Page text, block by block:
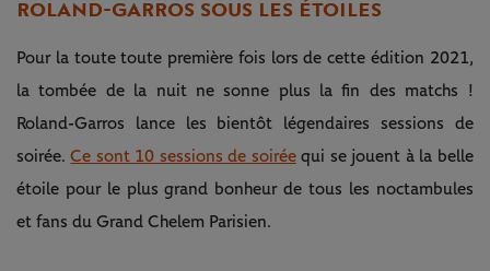
ROLAND-GARROS SOUS LES ÉTOILES
Pour la toute toute première fois lors de cette édition 2021,
la tombée de la nuit ne sonne plus la fin des matchs !
Roland-Garros lance les bientôt légendaires sessions de
soirée.Ce sont 10 sessions de soiréequi se jouent à la belle
étoile pour le plus grand bonheur de tous les noctambules
et fans du Grand Chelem Parisien.